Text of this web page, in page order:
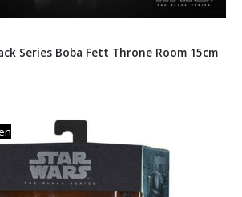
Series Boba Fett Throne Room 15cm